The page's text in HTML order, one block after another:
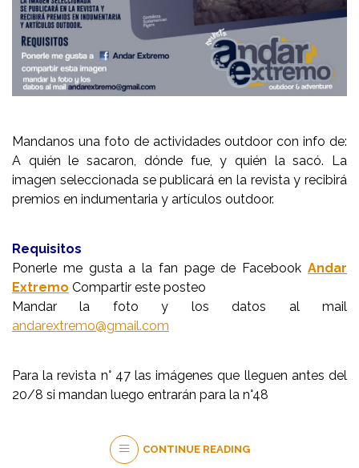
Mandanos una foto de actividades outdoor con info de:
A quién le sacaron, dónde fue, y quién la sacó. La
imagen seleccionada se publicará en la revista y recibirá
premios en indumentaria y artículos outdoor.
Requisitos
Ponerle me gusta a la fan page de Facebook Andar
Extremo Compartir este posteo
Mandar la foto y los datos al mail
andarextremo@gmail.com
Para la revista n° 47 las imágenes que lleguen antes del
20/8 si mandan luego entrarán para la n°48
CONTINUE READING